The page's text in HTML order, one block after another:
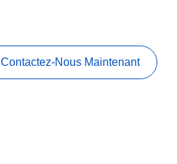
Contactez-Nous Maintenant